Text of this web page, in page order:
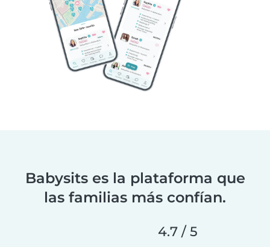
Babysits es la plataforma que
las familias más confían.
4.7 / 5